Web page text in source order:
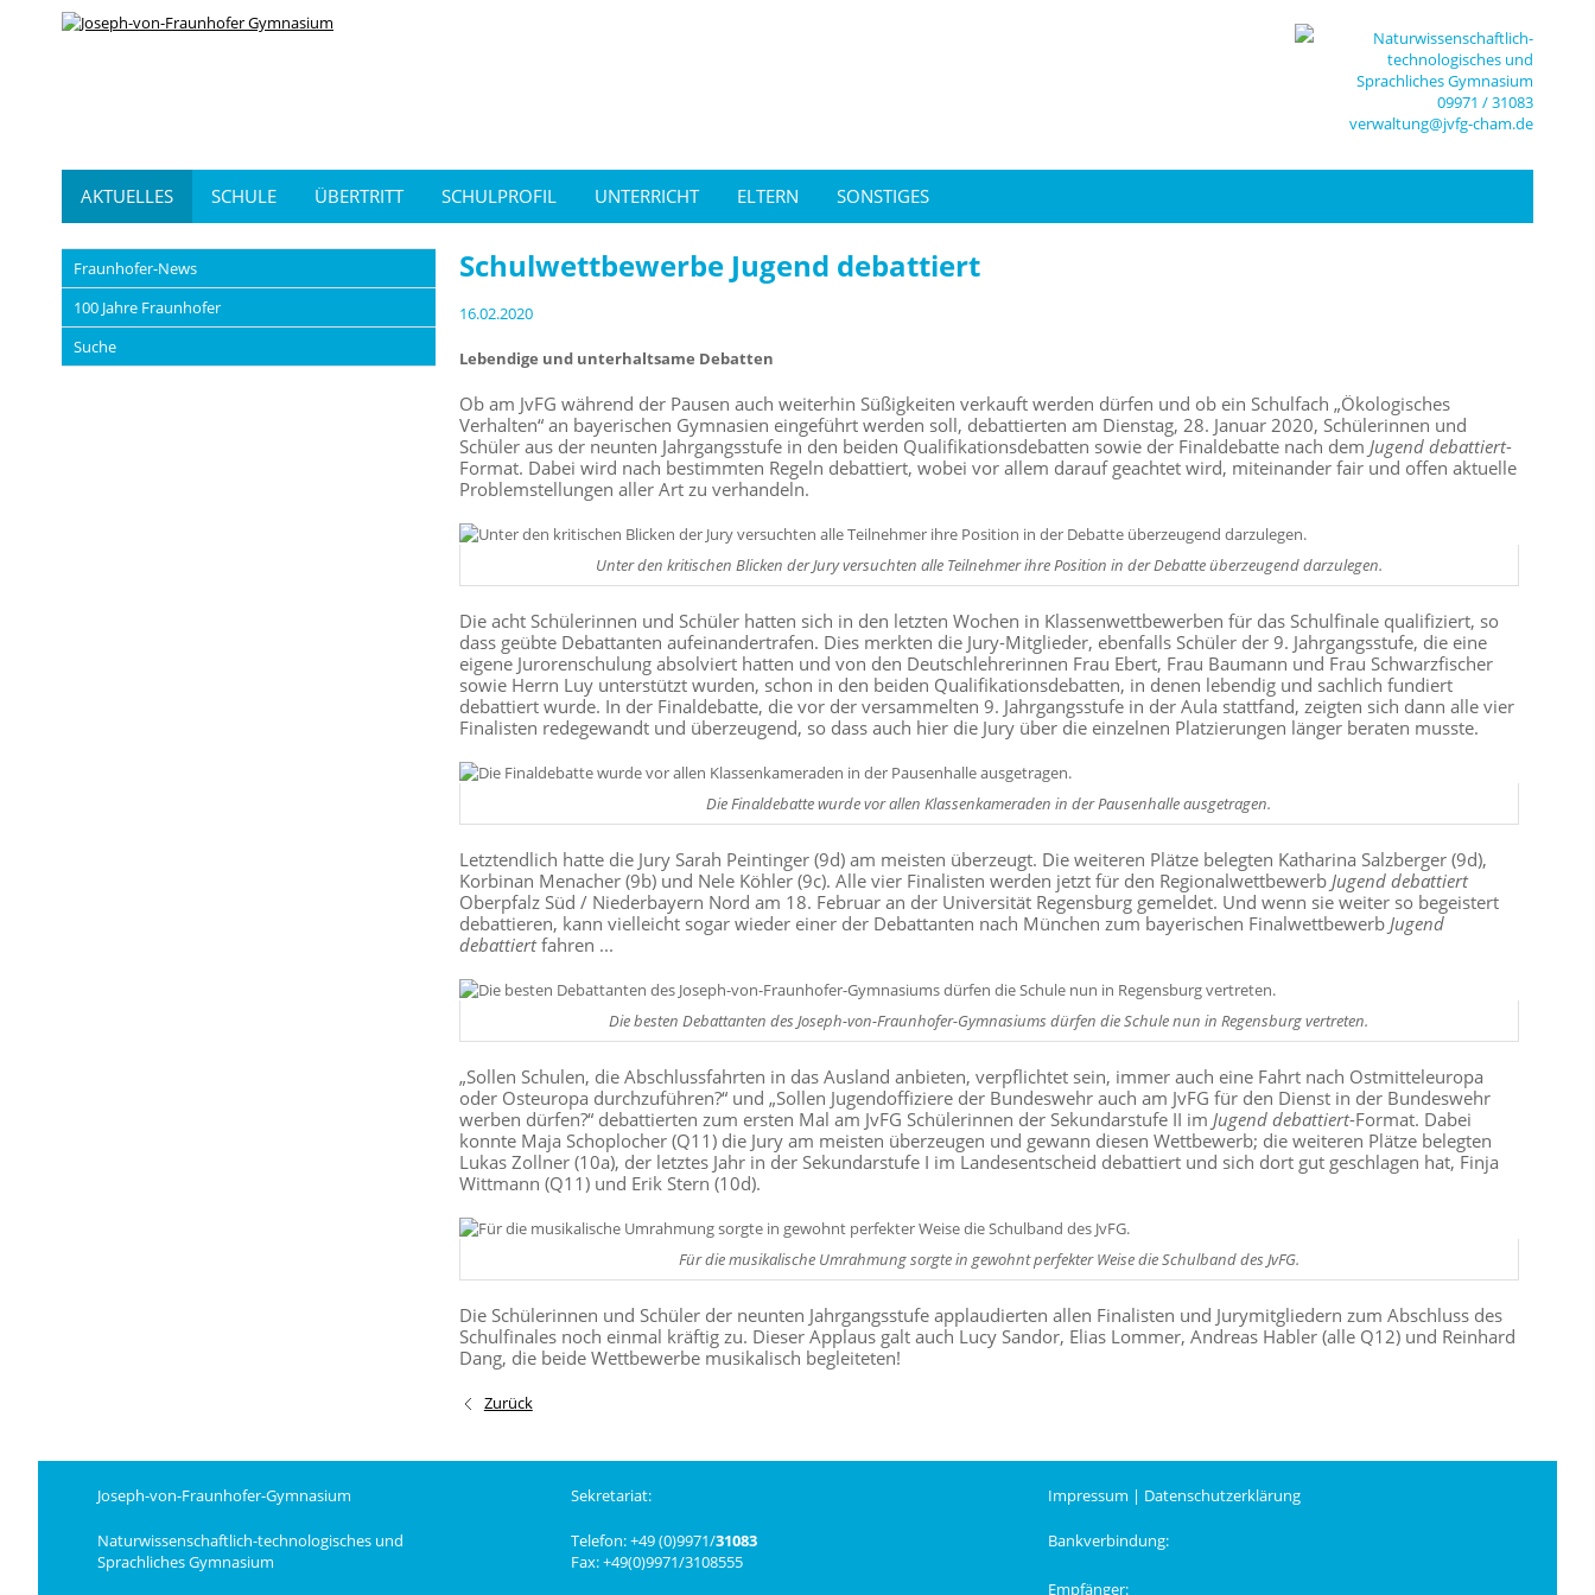
Naturwissenschaftlich-
technologisches und
Sprachliches Gymnasium
09971 / 31083
verwaltung@jvfg-cham.de
AKTUELLES SCHULE ÜBERTRITT SCHULPROFIL UNTERRICHT ELTERN SONSTIGES
Fraunhofer-News
100 Jahre Fraunhofer
Suche
Schulwettbewerbe Jugend debattiert
16.02.2020
Lebendige und unterhaltsame Debatten
Ob am JvFG während der Pausen auch weiterhin Süßigkeiten verkauft werden dürfen und ob ein Schulfach „Ökologisches
Verhalten“ an bayerischen Gymnasien eingeführt werden soll, debattierten am Dienstag, 28. Januar 2020, Schülerinnen und
Schüler aus der neunten Jahrgangsstufe in den beiden Qualifikationsdebatten sowie der Finaldebatte nach dem Jugend debattiert-
Format. Dabei wird nach bestimmten Regeln debattiert, wobei vor allem darauf geachtet wird, miteinander fair und offen aktuelle
Problemstellungen aller Art zu verhandeln.
Unter den kritischen Blicken der Jury versuchten alle Teilnehmer ihre Position in der Debatte überzeugend darzulegen.
Die acht Schülerinnen und Schüler hatten sich in den letzten Wochen in Klassenwettbewerben für das Schulfinale qualifiziert, so
dass geübte Debattanten aufeinandertrafen. Dies merkten die Jury-Mitglieder, ebenfalls Schüler der 9. Jahrgangsstufe, die eine
eigene Jurorenschulung absolviert hatten und von den Deutschlehrerinnen Frau Ebert, Frau Baumann und Frau Schwarzfischer
sowie Herrn Luy unterstützt wurden, schon in den beiden Qualifikationsdebatten, in denen lebendig und sachlich fundiert
debattiert wurde. In der Finaldebatte, die vor der versammelten 9. Jahrgangsstufe in der Aula stattfand, zeigten sich dann alle vier
Finalisten redegewandt und überzeugend, so dass auch hier die Jury über die einzelnen Platzierungen länger beraten musste.
Die Finaldebatte wurde vor allen Klassenkameraden in der Pausenhalle ausgetragen.
Letztendlich hatte die Jury Sarah Peintinger (9d) am meisten überzeugt. Die weiteren Plätze belegten Katharina Salzberger (9d),
Korbinan Menacher (9b) und Nele Köhler (9c). Alle vier Finalisten werden jetzt für den Regionalwettbewerb Jugend debattiert
Oberpfalz Süd / Niederbayern Nord am 18. Februar an der Universität Regensburg gemeldet. Und wenn sie weiter so begeistert
debattieren, kann vielleicht sogar wieder einer der Debattanten nach München zum bayerischen Finalwettbewerb Jugend
debattiertfahren ...
Die besten Debattanten des Joseph-von-Fraunhofer-Gymnasiums dürfen die Schule nun in Regensburg vertreten.
„Sollen Schulen, die Abschlussfahrten in das Ausland anbieten, verpflichtet sein, immer auch eine Fahrt nach Ostmitteleuropa
oder Osteuropa durchzuführen?“ und „Sollen Jugendoffiziere der Bundeswehr auch am JvFG für den Dienst in der Bundeswehr
werben dürfen?“ debattierten zum ersten Mal am JvFG Schülerinnen der Sekundarstufe II im Jugend debattiert-Format. Dabei
konnte Maja Schoplocher (Q11) die Jury am meisten überzeugen und gewann diesen Wettbewerb; die weiteren Plätze belegten
Lukas Zollner (10a), der letztes Jahr in der Sekundarstufe I im Landesentscheid debattiert und sich dort gut geschlagen hat, Finja
Wittmann (Q11) und Erik Stern (10d).
Für die musikalische Umrahmung sorgte in gewohnt perfekter Weise die Schulband des JvFG.
Die Schülerinnen und Schüler der neunten Jahrgangsstufe applaudierten allen Finalisten und Jurymitgliedern zum Abschluss des
Schulfinales noch einmal kräftig zu. Dieser Applaus galt auch Lucy Sandor, Elias Lommer, Andreas Habler (alle Q12) und Reinhard
Dang, die beide Wettbewerbe musikalisch begleiteten!
Zurück
Joseph-von-Fraunhofer-Gymnasium
Naturwissenschaftlich-technologisches und
Sprachliches Gymnasium
Sekretariat:
Telefon: +49 (0)9971/31083
Fax: +49(0)9971/3108555
Impressum | Datenschutzerklärung
Bankverbindung:
Empfänger: